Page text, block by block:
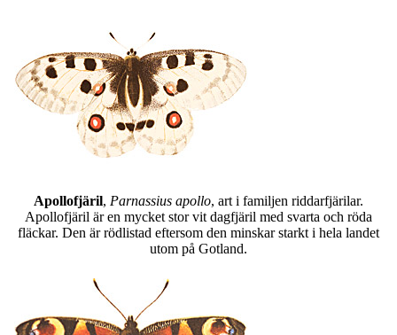
Apollofjäril, Parnassius apollo, art i familjen riddarfjärilar.
Apollofjäril är en mycket stor vit dagfjäril med svarta och röda
fläckar. Den är rödlistad eftersom den minskar starkt i hela landet
utom på Gotland.